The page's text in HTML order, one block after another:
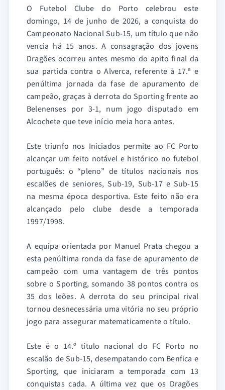
O Futebol Clube do Porto celebrou este
domingo, 14 de junho de 2026, a conquista do
Campeonato Nacional Sub-15, um título que não
vencia há 15 anos. A consagração dos jovens
Dragões ocorreu antes mesmo do apito final da
sua partida contra o Alverca, referente à 17.ª e
penúltima jornada da fase de apuramento de
campeão, graças à derrota do Sporting frente ao
Belenenses por 3-1, num jogo disputado em
Alcochete que teve início meia hora antes.
Este triunfo nos Iniciados permite ao FC Porto
alcançar um feito notável e histórico no futebol
português: o “pleno” de títulos nacionais nos
escalões de seniores, Sub-19, Sub-17 e Sub-15
na mesma época desportiva. Este feito não era
alcançado pelo clube desde a temporada
1997/1998.
A equipa orientada por Manuel Prata chegou a
esta penúltima ronda da fase de apuramento de
campeão com uma vantagem de três pontos
sobre o Sporting, somando 38 pontos contra os
35 dos leões. A derrota do seu principal rival
tornou desnecessária uma vitória no seu próprio
jogo para assegurar matematicamente o título.
Este é o 14.º título nacional do FC Porto no
escalão de Sub-15, desempatando com Benfica e
Sporting, que iniciaram a temporada com 13
conquistas cada. A última vez que os Dragões